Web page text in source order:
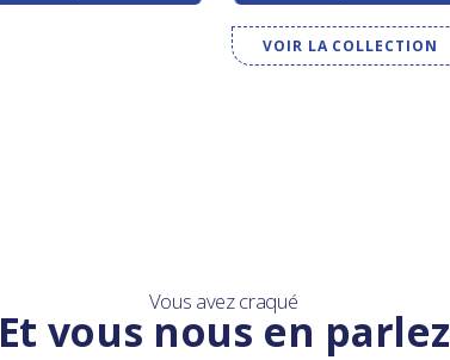
VOIR LA COLLECTION
Vous avez craqué
Et vous nous en parlez